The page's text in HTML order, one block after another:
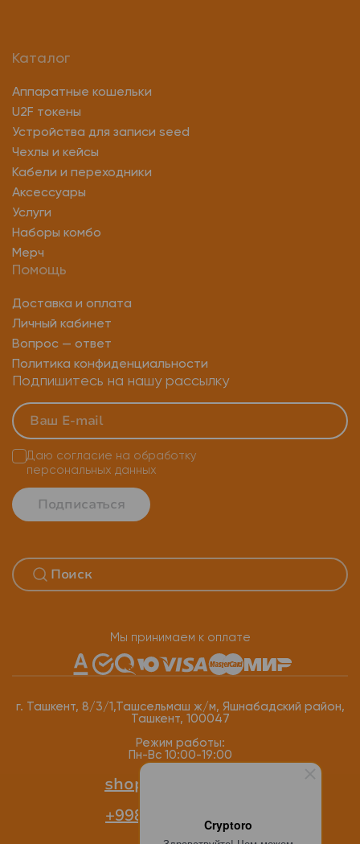
Cryptoro
Каталог
Аппаратные кошельки
U2F токены
Устройства для записи seed
Чехлы и кейсы
Кабели и переходники
Аксессуары
Услуги
Наборы комбо
Мерч
Помощь
Доставка и оплата
Личный кабинет
Вопрос — ответ
Политика конфиденциальности
Подпишитесь на нашу рассылку
Подписаться
Даю согласие на обработку
персональных данных
Мы принимаем к оплате
г. Ташкент, 8/3/1,Ташсельмаш ж/м, Яшнабадский район,
Ташкент, 100047
Режим работы:
Пн-Вс 10:00-19:00
shop@cryptoro.uz
+998 77 118-12-34